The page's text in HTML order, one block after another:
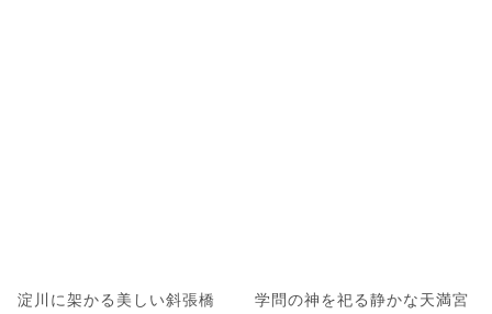
淀川に架かる美しい斜張橋 学問の神を祀る静かな天満宮